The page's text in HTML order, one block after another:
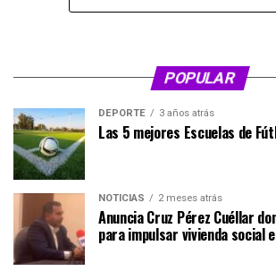
POPULAR
DEPORTE 3 años atrás
Las 5 mejores Escuelas de
NOTICIAS 2 meses atrás
Anuncia Cruz Pérez Cuéllar
para impulsar vivienda social